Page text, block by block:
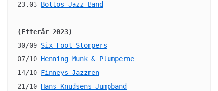
23.03 Bottos Jazz Band
(Efterår 2023)
30/09 Six Foot Stompers
07/10 Henning Munk & Plumperne
14/10
21/10 Hans Knudsens Jumpband